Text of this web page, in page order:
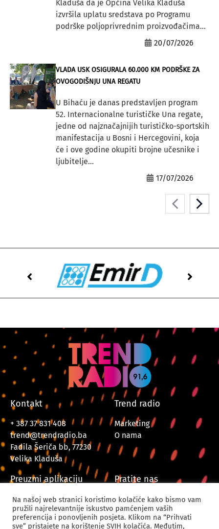
Kladuša da je Općina Velika Kladuša
izvršila uplatu sredstava po Programu
podrške poljoprivrednim proizvođačima...
20/07/2026
VLADA USK OSIGURALA 60.000 KM PODRŠKE ZA
OVOGODIŠNJU UNA REGATU
U Bihaću je danas predstavljen program
52. Internacionalne turističke Una regate,
jedne od najznačajnijih turističko-sportskih
manifestacija u Bosni i Hercegovini, koja
će i ove godine okupiti brojne učesnike i
ljubitelje...
17/07/2026
Kontakt
+ 387 37 831 408
trend@trendradio.ba
Fadila Šeriča bb, 77230
Velika Kladuša
Trend radio
Marketing
O nama
Preuzmi aplikaciju Pratite nas
Na našoj web stranici koristimo kolačiće kako bismo vam
pružili najrelevantnije iskustvo pamćenjem vaših
preferencija i ponovljenih posjeta. Klikom na “Prihvati
sve” pristajete na korištenje SVIH kolačića. Međutim,